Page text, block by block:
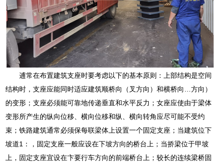
逋常在布置建筑支座时要考虑以下的基本原则：上部结构是空间
结构时，支座应能同时适应建筑顺桥向（叉方向）和横桥向…方向）
的变形；支座必须能可靠地传递垂直和水平反力；女座应使由于梁体
变形所产生的纵向位移、横向位移和纵、横向转角应尽可能不受约
束；铁路建筑通常必须保每联梁体上设置一个固定支座；当建筑位下
坡道1：，固定支座一般应设在下坡方向的桥台上；当挢梁位于甲坡
上，固定支座宜设在卞要行车方向的前端桥台上；较长的连续梁桥固